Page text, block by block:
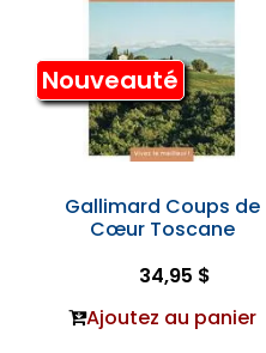
Nouveauté
Gallimard Coups de
Cœur Toscane
34,95 $
Ajoutez au panier